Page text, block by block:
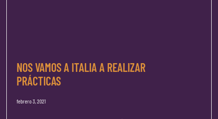
NOS VAMOS A ITALIA A REALIZAR
PRÁCTICAS
febrero 3, 2021